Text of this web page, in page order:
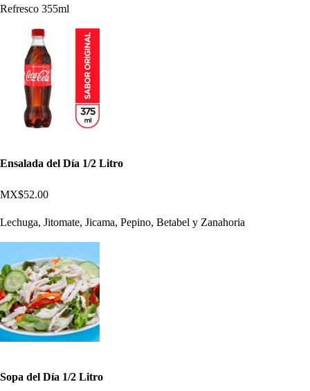
Refresco 355ml
Ensalada del Día 1/2 Litro
MX$52.00
Lechuga, Jitomate, Jicama, Pepino, Betabel y Zanahoria
Sopa del Día 1/2 Litro